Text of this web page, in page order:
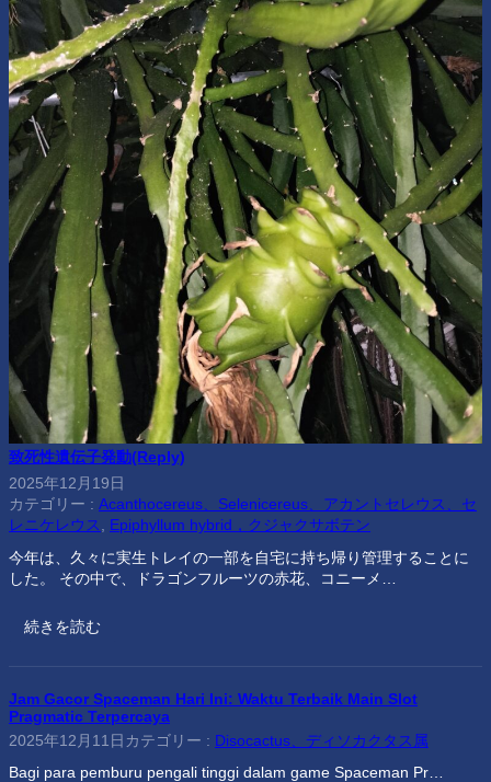
致死性遺伝子発動(Reply)
2025年12月19日
カテゴリー : Acanthocereus、Selenicereus、アカントセレウス、セ
レニケレウス
Epiphyllum hybrid，クジャクサボテン
今年は、久々に実生トレイの一部を自宅に持ち帰り管理することに
した。 その中で、ドラゴンフルーツの赤花、コニーメ…
続きを読む
Jam Gacor Spaceman Hari Ini: Waktu Terbaik Main Slot
Pragmatic Terpercaya
2025年12月11日 カテゴリー : Disocactus、ディソカクタス属
Bagi para pemburu pengali tinggi dalam game Spaceman Pr…